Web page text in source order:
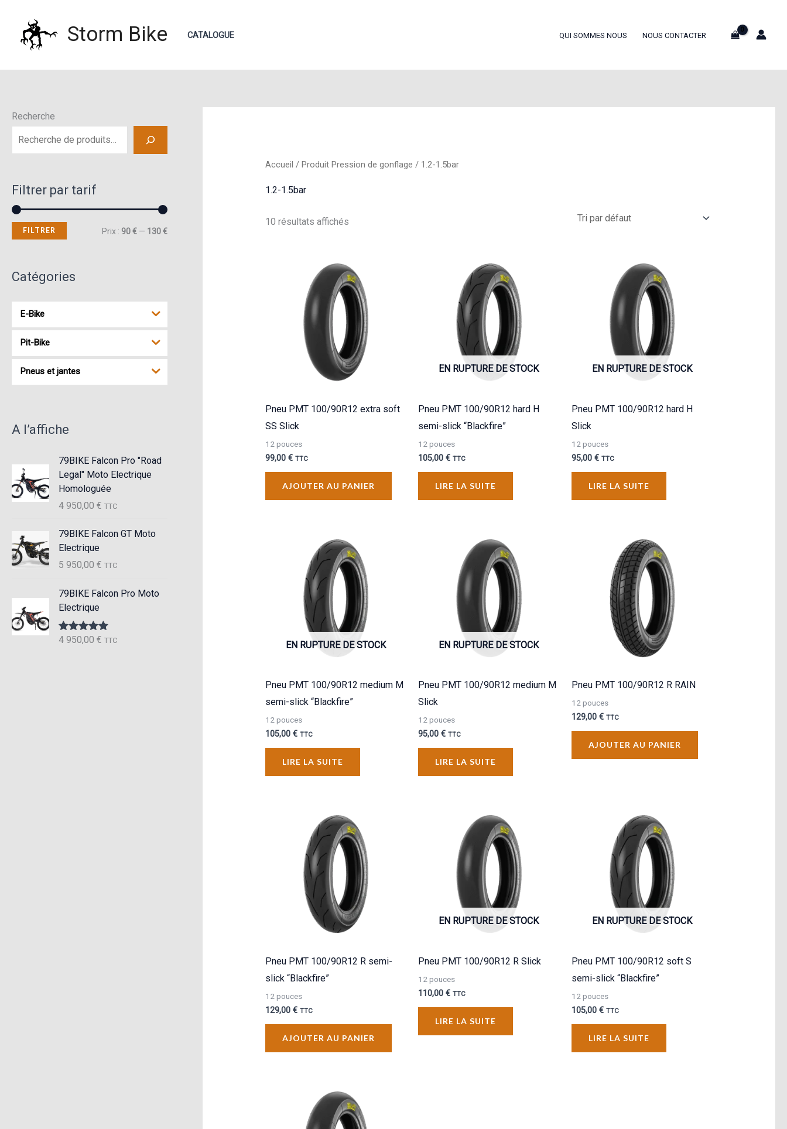
contenu
Storm Bike CATALOGUE QUI SOMMES NOUS NOUS CONTACTER
Recherche
Filtrer par tarif
P
i
P
a
FILTRER Prix : 90 € — 130 €
Catégories
E-Bike
Pit-Bike
Pneus et jantes
A l’affiche
79BIKE Falcon Pro "Road
Legal" Moto Electrique
Homologuée
4 950,00 € TTC
79BIKE Falcon GT Moto
Electrique
5 950,00 € TTC
79BIKE Falcon Pro Moto
Electrique
Note5.00
4 950,00 € TTC
Accueil / Produit Pression de gonflage / 1.2-1.5bar
1.2-1.5bar
10 résultats affichés
Pneu PMT 100/90R12 extra soft
SS Slick
12 pouces
99,00 € TTC
AJOUTER AU PANIER
EN RUPTURE DE STOCK
Pneu PMT 100/90R12 hard H
semi-slick “Blackfire”
12 pouces
105,00€ TTC
LIRE LA SUITE
EN RUPTURE DE STOCK
Pneu PMT 100/90R12 hard H
Slick
12 pouces
95,00 € TTC
LIRE LA SUITE
EN RUPTURE DE STOCK
Pneu PMT 100/90R12 medium M
semi-slick “Blackfire”
12 pouces
105,00 € TTC
LIRE LA SUITE
EN RUPTURE DE STOCK
Pneu PMT 100/90R12 medium M
Slick
12 pouces
95,00€ TTC
LIRE LA SUITE
Pneu PMT 100/90R12 R RAIN
12 pouces
129,00 € TTC
AJOUTER AU PANIER
Pneu PMT 100/90R12 R semi-
slick “Blackfire”
12 pouces
129,00 € TTC
AJOUTER AU PANIER
EN RUPTURE DE STOCK
Pneu PMT 100/90R12 R Slick
12 pouces
110,00€ TTC
LIRE LA SUITE
EN RUPTURE DE STOCK
Pneu PMT 100/90R12 soft S
semi-slick “Blackfire”
12 pouces
105,00 € TTC
LIRE LA SUITE